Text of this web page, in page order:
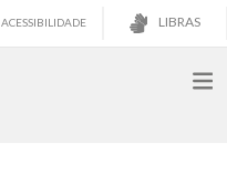
ACESSIBILIDADE LIBRAS